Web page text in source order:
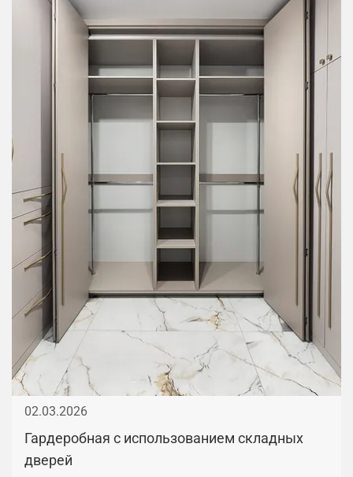
02.03.2026
Гардеробная с использованием складных
дверей